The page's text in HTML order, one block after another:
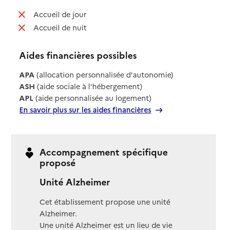
Accueil de jour: non disponible
Accueil de nuit: non disponible
Aides financières possibles
APA (allocation personnalisée d'autonomie)
ASH (aide sociale à l'hébergement)
APL (aide personnalisée au logement)
En savoir plus sur les aides financières
Accompagnement spécifique
proposé
Unité Alzheimer
Cet établissement propose une unité
Alzheimer.
Une unité Alzheimer est un lieu de vie